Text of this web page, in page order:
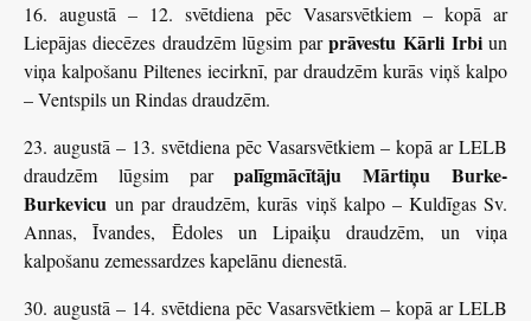
16. augustā – 12. svētdiena pēc Vasarsvētkiem – kopā ar
Liepājas diecēzes draudzēm lūgsim parprāvestu Kārli Irbiun
viņa kalpošanu Piltenes iecirknī, par draudzēm kurās viņš kalpo
– Ventspils un Rindas draudzēm.
23. augustā – 13. svētdiena pēc Vasarsvētkiem – kopā ar LELB
draudzēm lūgsim parpalīgmācītāju Mārtiņu Burke-
Burkevicuun par draudzēm, kurās viņš kalpo – Kuldīgas Sv.
Annas, Īvandes, Ēdoles un Lipaiķu draudzēm, un viņa
kalpošanu zemessardzes kapelānu dienestā.
30. augustā – 14. svētdiena pēc Vasarsvētkiem – kopā ar LELB